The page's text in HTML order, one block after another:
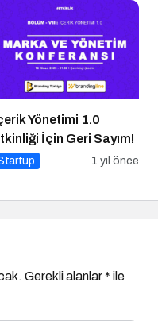
Yönetimi 1.0
İçin Geri Sayım!
1 yıl önce
Gerekli alanlar* ile